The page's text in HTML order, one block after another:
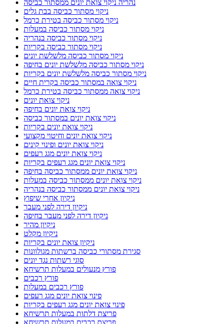
נהריה ניקוי צואת יונים ממסתור כביסה
ניקוי מסתור כביסה בבת גלים
ניקוי מסתור כביסה בטירת כרמל
ניקוי מסתור כביסה במעלות
ניקוי מסתור כביסה בנהריה
ניקוי מסתור כביסה בקריות
ניקוי מסתור כביסה מלשלשת יונים
ניקוי מסתור כביסה מלשלשת יונים בחיפה
ניקוי מסתור כביסה מלשלשת יונים בקריות
ניקוי צואה במסתור כביסה בקרית חיים
ניקוי צואה ממסתור כביסה בטירת כרמל
ניקוי צואת יונים
ניקוי צואת יונים בחיפה
ניקוי צואת יונים במסתור כביסה
ניקוי צואת יונים בקריות
ניקוי צואת יונים וחיטוי מקצועי
ניקוי צואת יונים ופינוי קינים
ניקוי צואת יונים מגג רעפים
ניקוי צואת יונים מגג רעפים בקריות
ניקוי צואת יונים ממסתור כביסה בחיפה
ניקוי צואת יונים ממסתור כביסה במעלות
ניקוי צואת יונים ממסתור כביסה בנהריה
ניקיון אחרי שיפוץ
ניקיון דירה לפני מעבר
ניקיון דירה לפני מעבר בחיפה
ניקיון מהיר
ניקיון מקלט
ניקיון צואת יונים בקריות
סגירת מסתורי כביסה ברשתות מגולוונות
סוגי רשתות נגד יונים
פורץ מנעולים במעלות תרשיחא
פורץ רכבים
פורץ רכבים במעלות
פינוי צואת יונים מגג רעפים
פינוי צואת יונים מגג רעפים בקריות
פריצת דלתות במעלות תרשיחא
פריצת רכבים במעלות תרשיחא